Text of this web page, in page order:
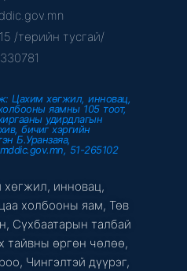
e
/төрийн тусгай/
Цахим хөгжил, инновац,
яамны 105 тоот,
удирдлагын
бичиг хэргийн
Б.Уранзаяа,
51-265102
хөгжил, инновац,
холбооны яам, Төв
Сүхбаатарын талбай
тайвны өргөн чөлөө,
Чингэлтэй дүүрэг,